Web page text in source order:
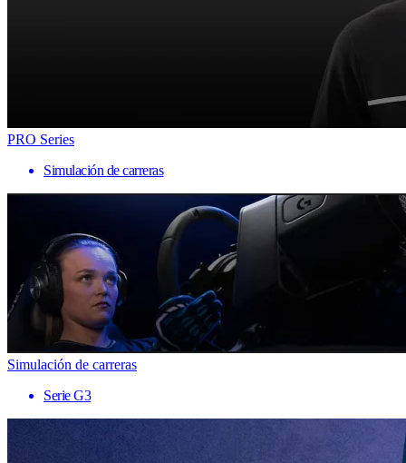
PRO Series
Simulación de carreras
Simulación de carreras
Serie G3